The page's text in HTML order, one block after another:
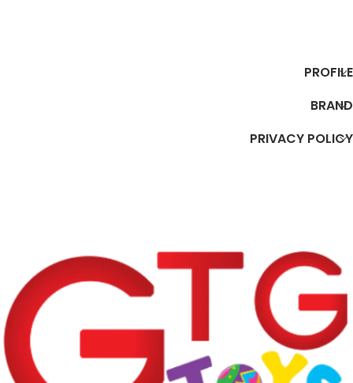
PROFILE
BRAND
PRIVACY POLICY